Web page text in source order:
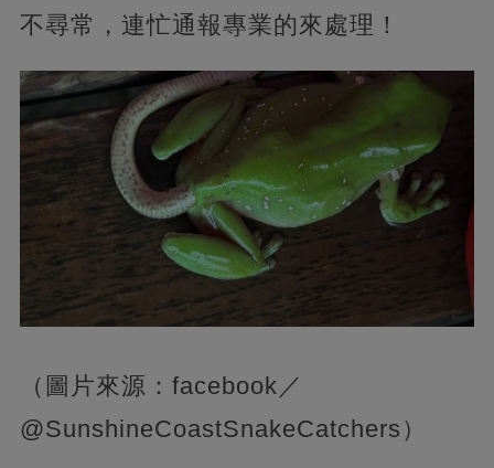
不尋常，連忙通報專業的來處理！
（圖片來源：facebook／
@SunshineCoastSnakeCatchers）